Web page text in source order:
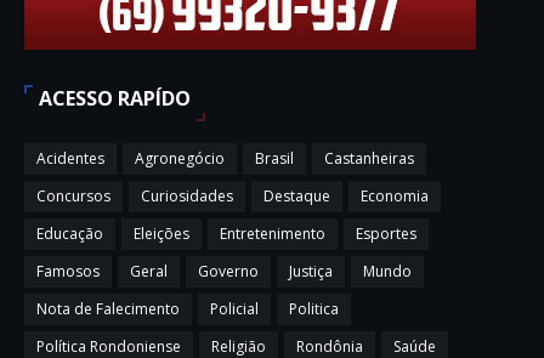
ACESSO RAPÍDO
Acidentes Agronegócio Brasil
Castanheiras
Concursos
Curiosidades Destaque
Economia
Educação
Eleições Entretenimento
Esportes
Famosos
Geral Governo Justiça
Mundo
Nota de Falecimento
Policial
Politica
Política Rondoniense
Religião Rondônia
Saúde